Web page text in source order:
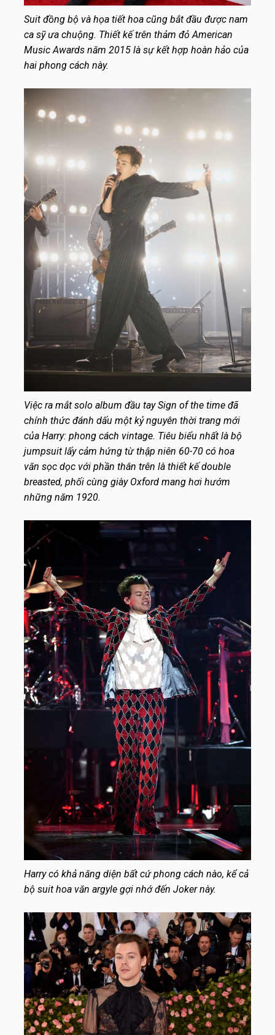
Suit đồng bộ và họa tiết hoa cũng bắt đầu được nam
ca sỹ ưa chuộng. Thiết kế trên thảm đỏ American
Music Awards năm 2015 là sự kết hợp hoàn hảo của
hai phong cách này.
Việc ra mắt solo album đầu tay Sign of the time đã
chính thức đánh dấu một kỷ nguyên thời trang mới
của Harry: phong cách vintage. Tiêu biểu nhất là bộ
jumpsuit lấy cảm hứng từ thập niên 60-70 có hoa
văn sọc dọc với phần thân trên là thiết kế double
breasted, phối cùng giày Oxford mang hơi hướm
những năm 1920.
Harry có khả năng diện bất cứ phong cách nào, kể cả
bộ suit hoa văn argyle gợi nhớ đến Joker này.